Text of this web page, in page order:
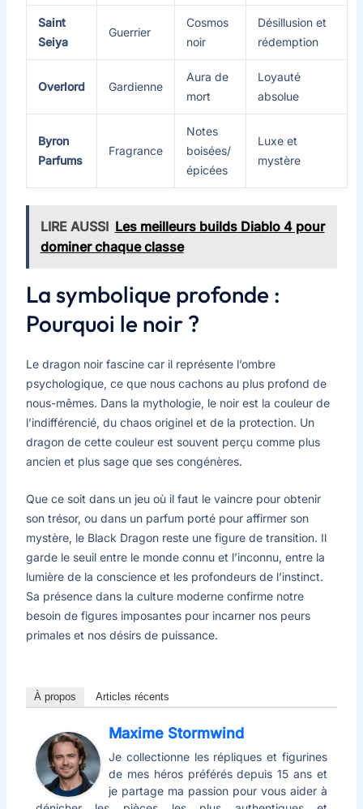
Saint
Seiya
Guerrier
Cosmos
noir
Désillusion et
rédemption
Overlord Gardienne
Aura de
mort
Loyauté
absolue
Byron
Parfums
Fragrance
Notes
boisées/
épicées
Luxe et
mystère
LIRE AUSSI Les meilleurs builds Diablo 4 pour
dominer chaque classe
La symbolique profonde :
Pourquoi le noir ?
Le dragon noir fascine car il représente l’ombre
psychologique, ce que nous cachons au plus profond de
nous-mêmes. Dans la mythologie, le noir est la couleur de
l’indifférencié, du chaos originel et de la protection. Un
dragon de cette couleur est souvent perçu comme plus
ancien et plus sage que ses congénères.
Que ce soit dans un jeu où il faut le vaincre pour obtenir
son trésor, ou dans un parfum porté pour affirmer son
mystère, le Black Dragon reste une figure de transition. Il
garde le seuil entre le monde connu et l’inconnu, entre la
lumière de la conscience et les profondeurs de l’instinct.
Sa présence dans la culture moderne confirme notre
besoin de figures imposantes pour incarner nos peurs
primales et nos désirs de puissance.
À propos Articles récents
Maxime Stormwind
Je collectionne les répliques et figurines
de mes héros préférés depuis 15 ans et
je partage ma passion pour vous aider à